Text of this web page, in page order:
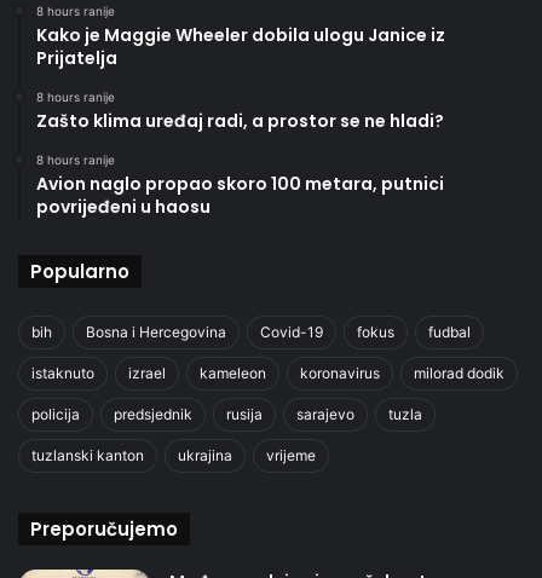
8 hours ranije
Kako je Maggie Wheeler dobila ulogu Janice iz
Prijatelja
8 hours ranije
Zašto klima uređaj radi, a prostor se ne hladi?
8 hours ranije
Avion naglo propao skoro 100 metara, putnici
povrijeđeni u haosu
Popularno
bih Bosna i Hercegovina Covid-19 fokus fudbal
istaknuto izrael kameleon koronavirus milorad dodik
policija predsjednik rusija sarajevo tuzla
tuzlanski kanton ukrajina vrijeme
Preporučujemo